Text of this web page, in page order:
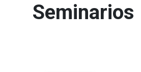
Seminarios